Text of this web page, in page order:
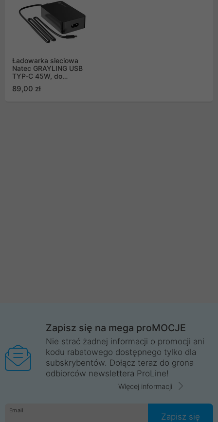
Ładowarka sieciowa
Natec GRAYLING USB
TYP-C 45W, do
smartfonów (NZU-
89,00 zł
Zapisz się na mega proMOCJE
Nie strać żadnej informacji o promocji ani
kodu rabatowego dostępnego tylko dla
subskrybentów. Dołącz teraz do grona
odbiorców newslettera ProLine!
Więcej informacji
Email
Zapisz się